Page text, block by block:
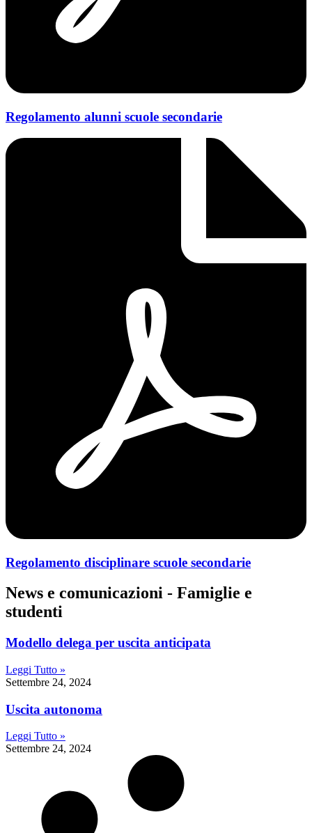
Regolamento alunni scuole secondarie
Regolamento disciplinare scuole secondarie
News e comunicazioni - Famiglie e
studenti
Modello delega per uscita anticipata
Leggi Tutto »
Settembre 24, 2024
Uscita autonoma
Leggi Tutto »
Settembre 24, 2024